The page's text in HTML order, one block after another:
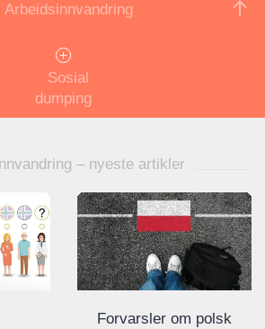
Arbeidsinnvandring
Sosial
dumping
– nyeste artikler
Forvarsler om polsk